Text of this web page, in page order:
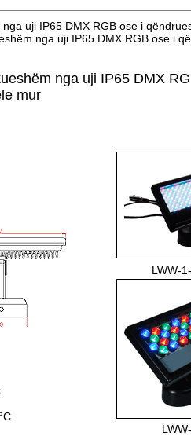
uji IP65 DMX RGB ose i
nga uji IP65 DMX RGB ose i
nga uji IP65 DMX
mur
LWW-